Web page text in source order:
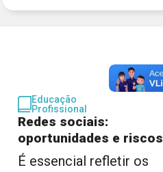
Educação
Profissional
Redes sociais:
oportunidades e riscos
É essencial refletir os